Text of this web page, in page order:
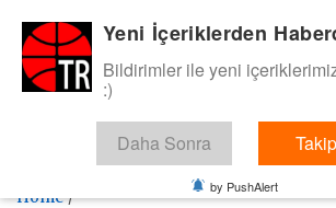
content
BasketTR
Sol dip çizgiden bir basket de bizden
Home
Yeni İçeriklerden
Bildirimler ile yeni
:)
Daha Sonra
by PushAlert